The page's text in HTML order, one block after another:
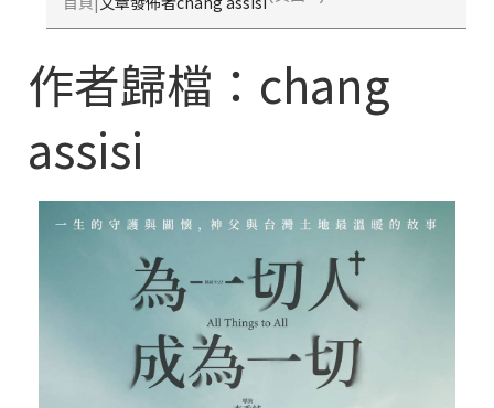
作者歸檔： chang
assisi